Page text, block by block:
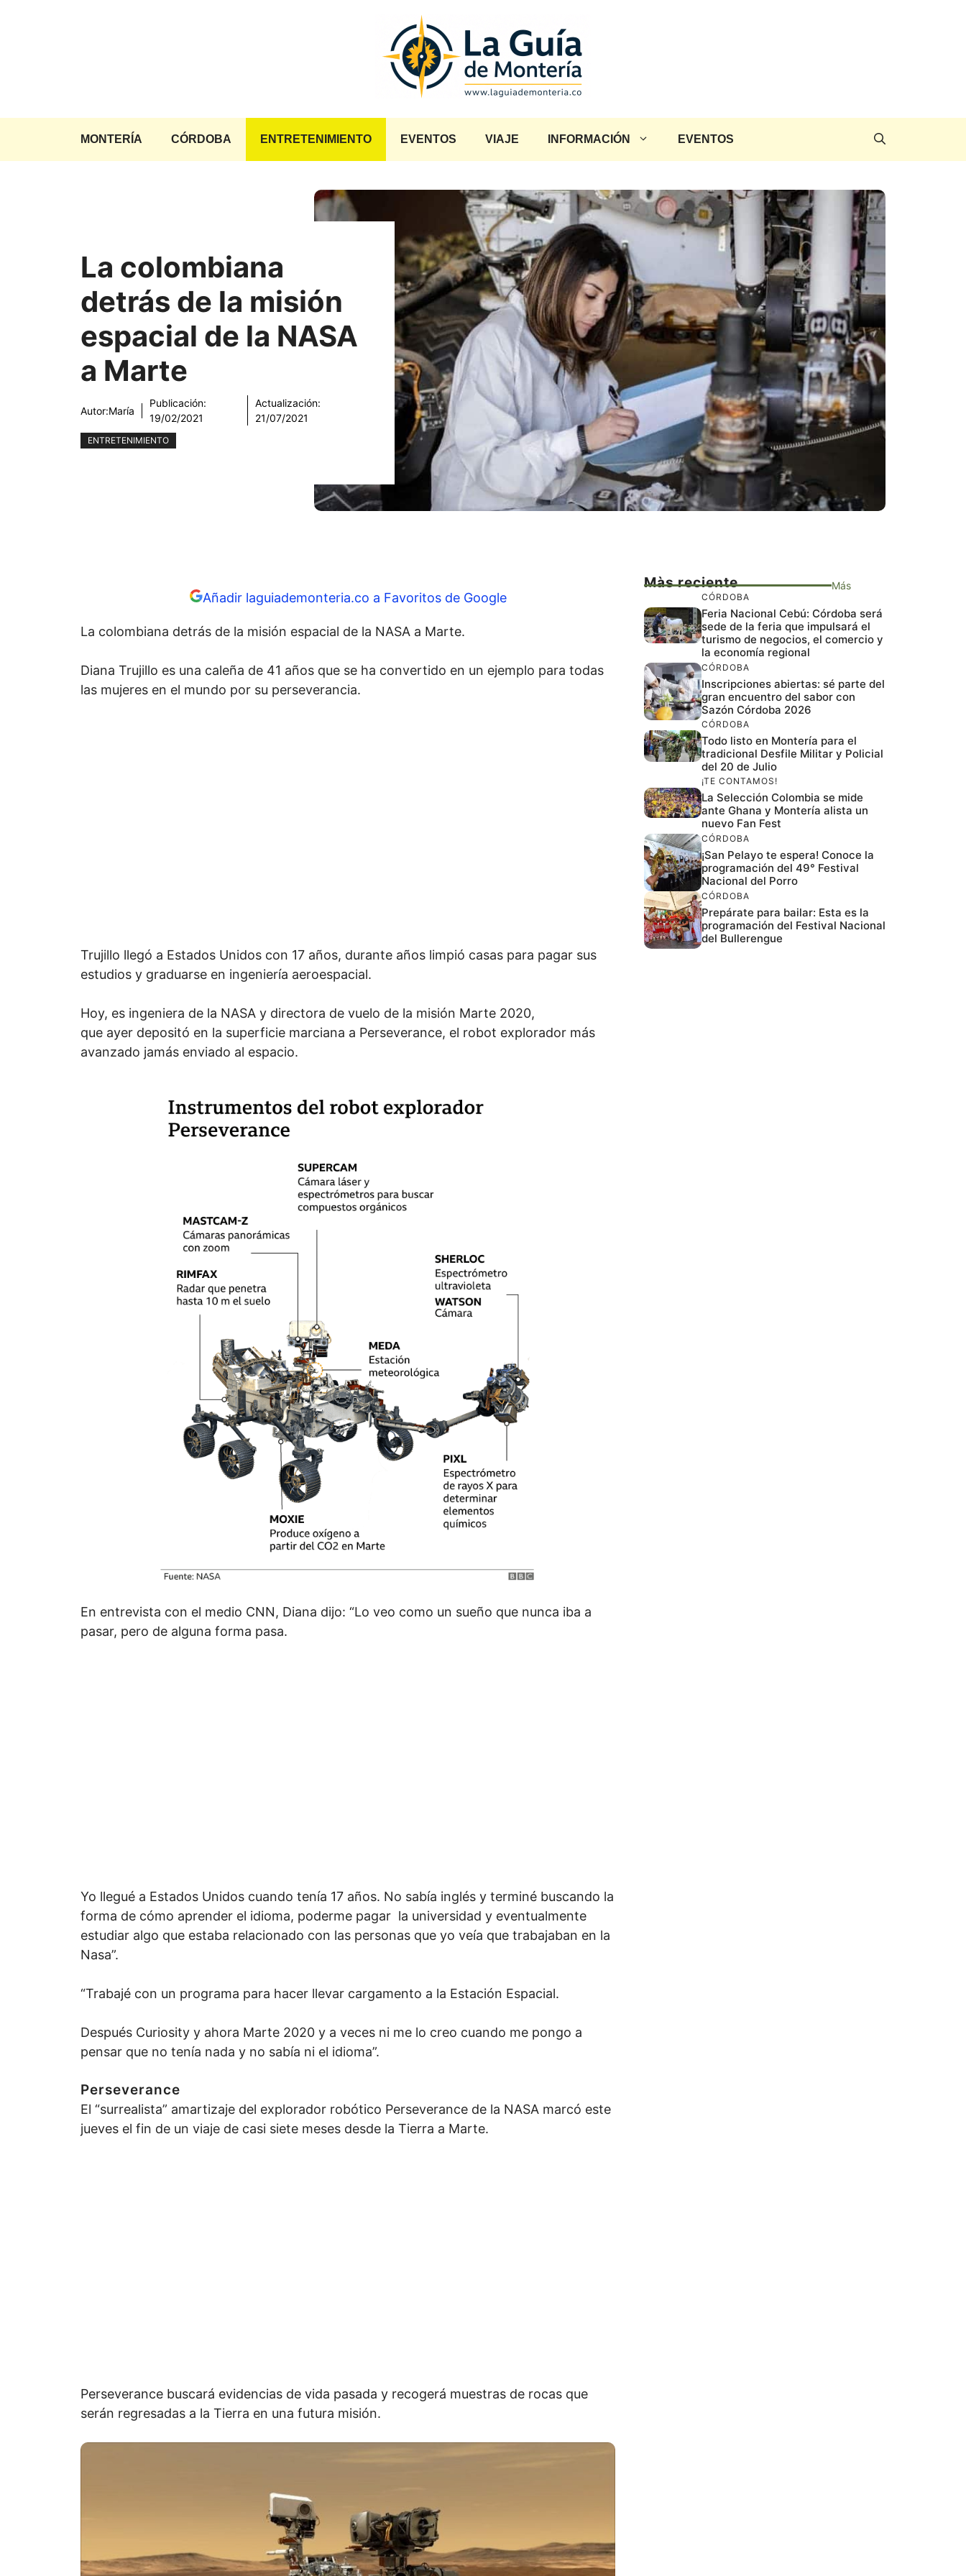
MONTERÍA CÓRDOBA ENTRETENIMIENTO EVENTOS VIAJE INFORMACIÓN EVENTOS
La colombiana
detrás de la misión
espacial de la NASA
a Marte
Autor:María
Publicación:
19/02/2021
Actualización:
21/07/2021
ENTRETENIMIENTO
Añadir laguiademonteria.co a Favoritos de Google
La colombiana detrás de la misión espacial de la NASA a Marte.
Diana Trujillo es una caleña de 41 años que se ha convertido en un ejemplo para todas
las mujeres en el mundo por su perseverancia.
Trujillo llegó a Estados Unidos con 17 años, durante años limpió casas para pagar sus
estudios y graduarse en ingeniería aeroespacial.
Hoy, es ingeniera de la NASA y directora de vuelo de la misión Marte 2020,
que ayer depositó en la superficie marciana a Perseverance, el robot explorador más
avanzado jamás enviado al espacio.
En entrevista con el medio CNN, Diana dijo: “Lo veo como un sueño que nunca iba a
pasar, pero de alguna forma pasa.
Yo llegué a Estados Unidos cuando tenía 17 años. No sabía inglés y terminé buscando la
forma de cómo aprender el idioma, poderme pagar la universidad y eventualmente
estudiar algo que estaba relacionado con las personas que yo veía que trabajaban en la
Nasa”.
“Trabajé con un programa para hacer llevar cargamento a la Estación Espacial.
Después Curiosity y ahora Marte 2020 y a veces ni me lo creo cuando me pongo a
pensar que no tenía nada y no sabía ni el idioma”.
Perseverance
El “surrealista” amartizaje del explorador robótico Perseverance de la NASA marcó este
jueves el fin de un viaje de casi siete meses desde la Tierra a Marte.
Perseverance buscará evidencias de vida pasada y recogerá muestras de rocas que
serán regresadas a la Tierra en una futura misión.
Màs reciente Más
CÓRDOBA
Feria Nacional Cebú: Córdoba será
sede de la feria que impulsará el
turismo de negocios, el comercio y
la economía regional
CÓRDOBA
Inscripciones abiertas: sé parte del
gran encuentro del sabor con
Sazón Córdoba 2026
CÓRDOBA
Todo listo en Montería para el
tradicional Desfile Militar y Policial
del 20 de Julio
¡TE CONTAMOS!
La Selección Colombia se mide
ante Ghana y Montería alista un
nuevo Fan Fest
CÓRDOBA
¡San Pelayo te espera! Conoce la
programación del 49° Festival
Nacional del Porro
CÓRDOBA
Prepárate para bailar: Esta es la
programación del Festival Nacional
del Bullerengue